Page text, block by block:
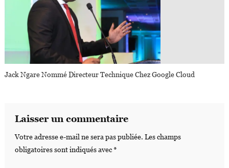
Jack Ngare Nommé Directeur Technique Chez Google Cloud
Laisser un commentaire
Votre adresse e-mail ne sera pas publiée. Les champs
obligatoires sont indiqués avec*